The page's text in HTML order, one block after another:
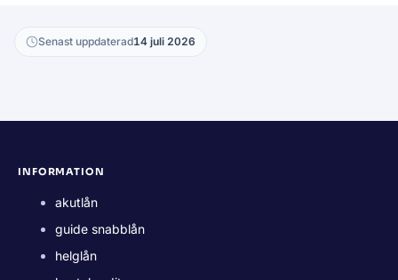
Senast uppdaterad14 juli 2026
INFORMATION
akutlån
guide snabblån
helglån